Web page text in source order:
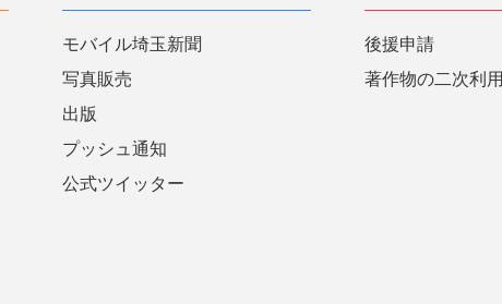
モバイル埼玉新聞
写真販売
出版
プッシュ通知
公式ツイッター
後援申請
著作物の二次利用